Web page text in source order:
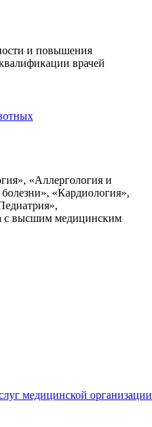
медицинской организации
и повышения
врачей
«Аллергология и
«Кардиология»,
с высшим медицинским